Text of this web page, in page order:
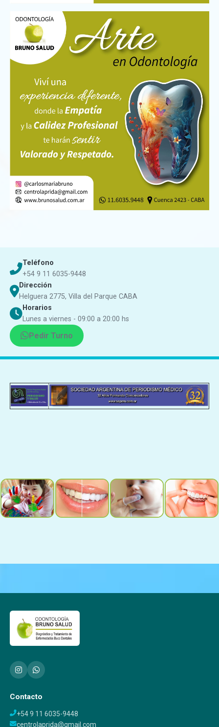
Teléfono
+54 9 11 6035-9448
Dirección
Helguera 2775, Villa del Parque CABA
Horarios
Lunes a viernes - 09:00 a 20:00 hs
Pedir Turno
Contacto
+54 9 11 6035-9448
centrolaprida@gmail.com